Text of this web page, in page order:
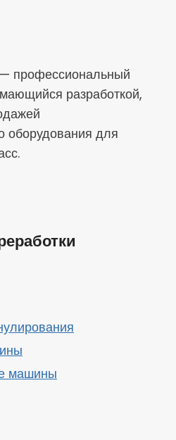
профессиональный
разработкой,
оборудования для
машины